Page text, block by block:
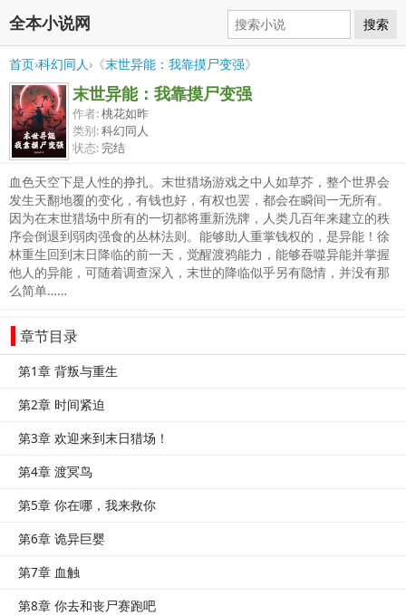
全本小说网 搜索
首页›科幻同人›《末世异能：我靠摸尸变强》
末世异能：我靠摸尸变强
作者:桃花如昨
类别:科幻同人
状态: 完结
血色天空下是人性的挣扎。末世猎场游戏之中人如草芥，整个世界会
发生天翻地覆的变化，有钱也好，有权也罢，都会在瞬间一无所有。
因为在末世猎场中所有的一切都将重新洗牌，人类几百年来建立的秩
序会倒退到弱肉强食的丛林法则。能够助人重掌钱权的，是异能！徐
林重生回到末日降临的前一天，觉醒渡鸦能力，能够吞噬异能并掌握
他人的异能，可随着调查深入，末世的降临似乎另有隐情，并没有那
么简单……
章节目录
第1章 背叛与重生
第2章 时间紧迫
第3章 欢迎来到末日猎场！
第4章 渡冥鸟
第5章 你在哪，我来救你
第6章 诡异巨婴
第7章 血触
第8章 你去和丧尸赛跑吧